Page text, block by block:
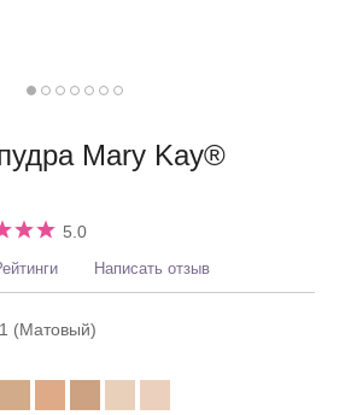
Mary Kay®
5.0
Написать отзыв
(Матовый)